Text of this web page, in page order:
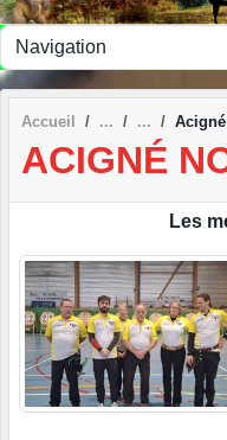
Accueil
ACIGNÉ
Les